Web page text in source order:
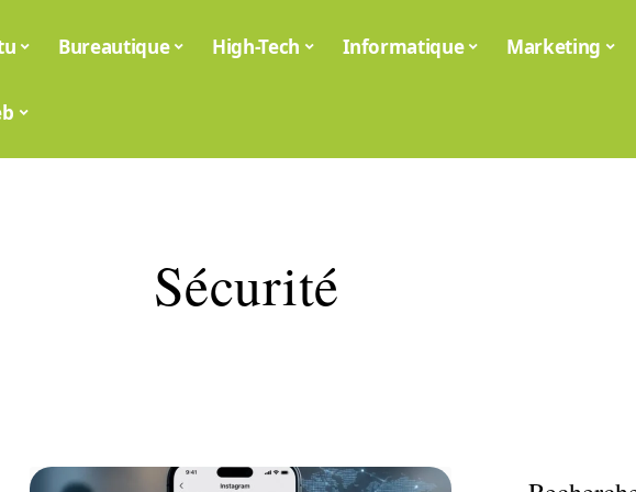
Bureautique High-Tech Informatique Marketing
Sécurité